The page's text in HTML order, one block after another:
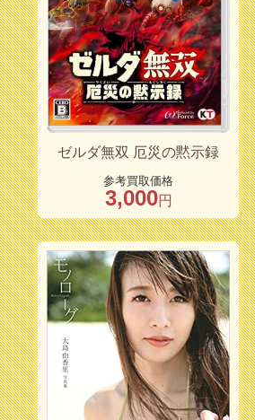
ゼルダ無双 厄災の黙示録
参考買取価格
3,000円